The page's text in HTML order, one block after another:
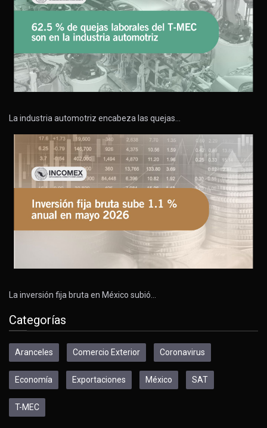
La industria automotriz encabeza las quejas…
La inversión fija bruta en México subió…
Categorías
Aranceles Comercio Exterior Coronavirus
Economía Exportaciones México SAT
T-MEC